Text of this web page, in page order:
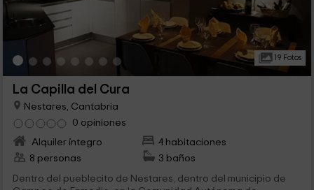
19 Fotos
La Capilla del Cura
Nestares, Cantabria
0 opiniones
Alquiler íntegro
4 habitaciones
8 personas
3 baños
Dentro del pueblecito de Nestares, dentro del municipio de